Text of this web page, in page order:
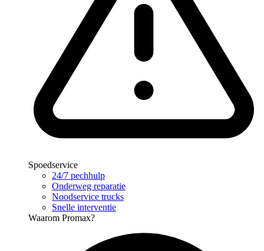
Spoedservice
24/7 pechhulp
Onderweg reparatie
Noodservice trucks
Snelle interventie
Waarom Promax?